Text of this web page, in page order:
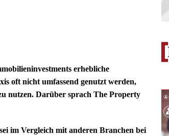
erhebliche
oft nicht umfassend genutzt werden,
nutzen. Darüber sprach The Property
im Vergleich mit anderen Branchen bei